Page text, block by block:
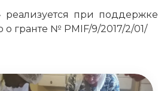
при поддержке
гранте № PMIF/9/2017/2/01/